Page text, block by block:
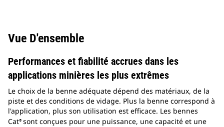
Vue D'ensemble
Performances et fiabilité accrues dans les
applications minières les plus extrêmes
Le choix de la benne adéquate dépend des matériaux, de la
piste et des conditions de vidage. Plus la benne correspond à
l'application, plus son utilisation est efficace. Les bennes
Cat® sont conçues pour une puissance, une capacité et une